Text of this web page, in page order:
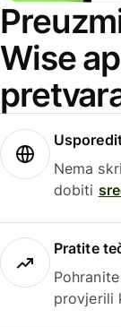
Wise
Nema
dobiti
Pratite
provjerili